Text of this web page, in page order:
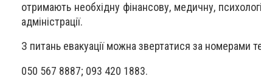
отримають необхідну фінансову, медичну,
адміністрації.
З питань евакуації можна звертатися за номерами
050 567 8887; 093 420 1883.